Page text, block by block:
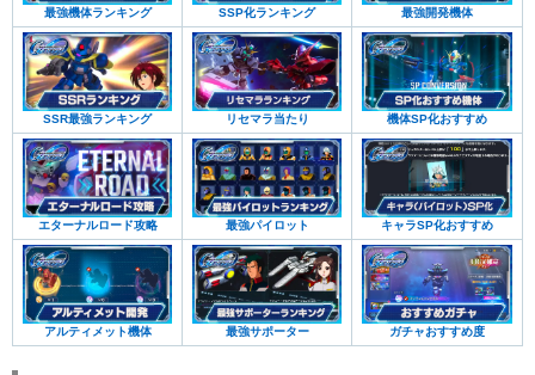
最強機体ランキング SSP化ランキング 最強開発機体
SSR最強ランキング リセマラ当たり 機体SP化おすすめ
エターナルロード攻略 最強パイロット キャラSP化おすすめ
アルティメット機体 最強サポーター ガチャおすすめ度